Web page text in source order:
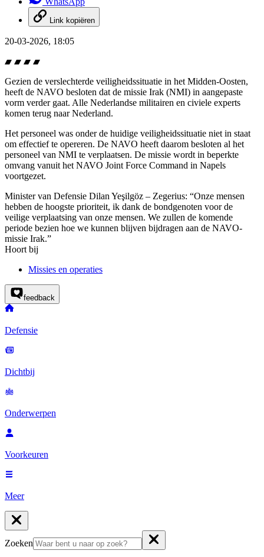
Link kopiëren
20-03-2026, 18:05
Gezien de verslechterde veiligheidssituatie in het Midden-Oosten,
heeft de NAVO besloten dat de missie Irak (NMI) in aangepaste
vorm verder gaat. Alle Nederlandse militairen en civiele experts
komen terug naar Nederland.
Het personeel was onder de huidige veiligheidssituatie niet in staat
om effectief te opereren. De NAVO heeft daarom besloten al het
personeel van NMI te verplaatsen. De missie wordt in beperkte
omvang vanuit het NAVO Joint Force Command in Napels
voortgezet.
Minister van Defensie Dilan Yeşilgöz – Zegerius: “Onze mensen
hebben de hoogste prioriteit, ik dank de bondgenoten voor de
veilige verplaatsing van onze mensen. We zullen de komende
periode bezien hoe we kunnen blijven bijdragen aan de NAVO-
missie Irak.”
Hoort bij
Missies en operaties
feedback
Defensie
Dichtbij
Onderwerpen
Voorkeuren
Meer
Zoeken